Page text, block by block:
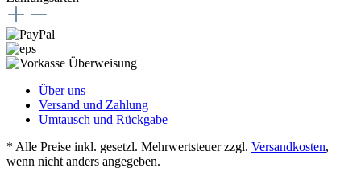
Über uns
Versand und Zahlung
Umtausch und Rückgabe
* Alle Preise inkl. gesetzl. Mehrwertsteuer zzgl. Versandkosten,
wenn nicht anders angegeben.